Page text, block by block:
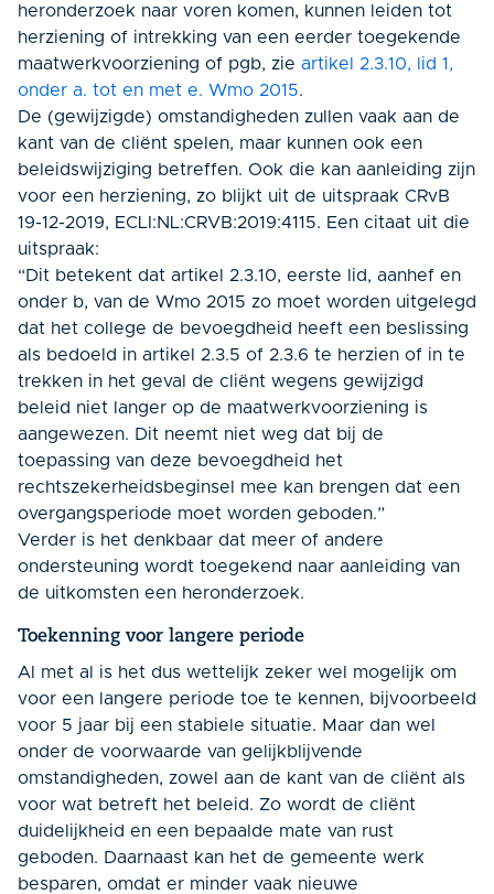
heronderzoek naar voren komen, kunnen leiden tot
herziening of intrekking van een eerder toegekende
maatwerkvoorziening of pgb, zie artikel 2.3.10, lid 1,
onder a. tot en met e. Wmo 2015.
De (gewijzigde) omstandigheden zullen vaak aan de
kant van de cliënt spelen, maar kunnen ook een
beleidswijziging betreffen. Ook die kan aanleiding zijn
voor een herziening, zo blijkt uit de uitspraak CRvB
19-12-2019, ECLI:NL:CRVB:2019:4115. Een citaat uit die
uitspraak:
“Dit betekent dat artikel 2.3.10, eerste lid, aanhef en
onder b, van de Wmo 2015 zo moet worden uitgelegd
dat het college de bevoegdheid heeft een beslissing
als bedoeld in artikel 2.3.5 of 2.3.6 te herzien of in te
trekken in het geval de cliënt wegens gewijzigd
beleid niet langer op de maatwerkvoorziening is
aangewezen. Dit neemt niet weg dat bij de
toepassing van deze bevoegdheid het
rechtszekerheidsbeginsel mee kan brengen dat een
overgangsperiode moet worden geboden.”
Verder is het denkbaar dat meer of andere
ondersteuning wordt toegekend naar aanleiding van
de uitkomsten een heronderzoek.
Toekenning voor langere periode
Al met al is het dus wettelijk zeker wel mogelijk om
voor een langere periode toe te kennen, bijvoorbeeld
voor 5 jaar bij een stabiele situatie. Maar dan wel
onder de voorwaarde van gelijkblijvende
omstandigheden, zowel aan de kant van de cliënt als
voor wat betreft het beleid. Zo wordt de cliënt
duidelijkheid en een bepaalde mate van rust
geboden. Daarnaast kan het de gemeente werk
besparen, omdat er minder vaak nieuwe